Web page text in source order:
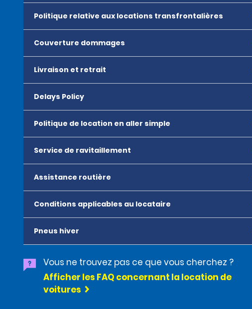
Politique relative aux locations transfrontalières
Couverture dommages
Livraison et retrait
Delays Policy
Politique de location en aller simple
Service de ravitaillement
Assistance routière
Conditions applicables au locataire
Pneus hiver
Vous ne trouvez pas ce que vous cherchez ?
Afficher les FAQ concernant la location de
voitures